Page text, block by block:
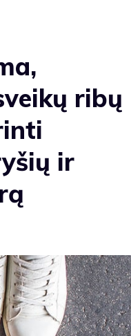
ribų
ir